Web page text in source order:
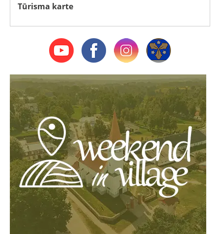
Tūrisma karte